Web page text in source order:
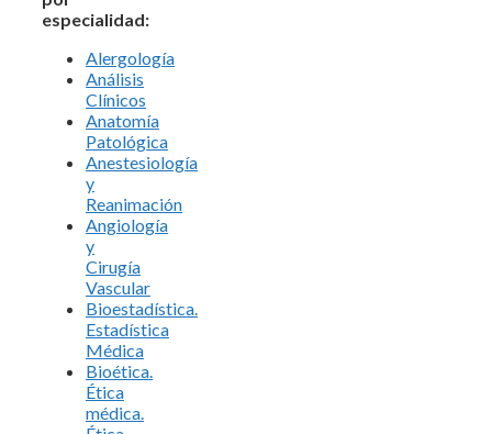
especialidad:
Alergología
Análisis
Clínicos
Anatomía
Patológica
Anestesiología
y
Reanimación
Angiología
y
Cirugía
Vascular
Bioestadística.
Estadística
Médica
Bioética.
Ética
médica.